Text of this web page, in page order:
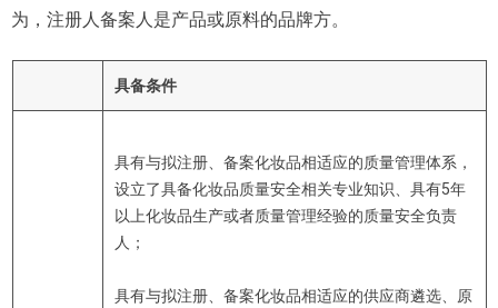
为，注册人备案人是产品或原料的品牌方。
具备条件
具有与拟注册、备案化妆品相适应的质量管理体系，
设立了具备化妆品质量安全相关专业知识、具有5年
以上化妆品生产或者质量管理经验的质量安全负责
人；
具有与拟注册、备案化妆品相适应的供应商遴选、原